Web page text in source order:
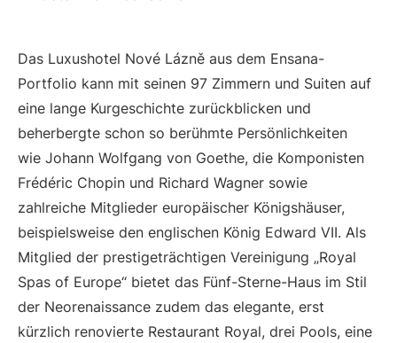
Das Luxushotel Nové Lázně aus dem Ensana-
Portfolio kann mit seinen 97 Zimmern und Suiten auf
eine lange Kurgeschichte zurückblicken und
beherbergte schon so berühmte Persönlichkeiten
wie Johann Wolfgang von Goethe, die Komponisten
Frédéric Chopin und Richard Wagner sowie
zahlreiche Mitglieder europäischer Königshäuser,
beispielsweise den englischen König Edward VII. Als
Mitglied der prestigeträchtigen Vereinigung „Royal
Spas of Europe“ bietet das Fünf-Sterne-Haus im Stil
der Neorenaissance zudem das elegante, erst
kürzlich renovierte Restaurant Royal, drei Pools, eine